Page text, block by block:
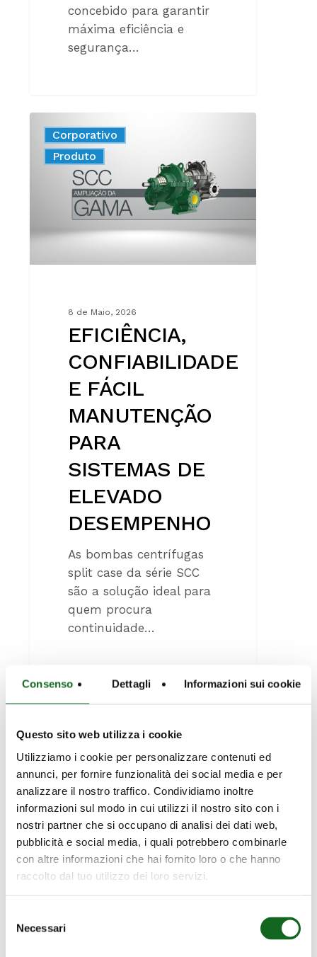
Consenso Dettagli Informazioni sui cookie
Questo sito web utilizza i cookie
Utilizziamo i cookie per personalizzare contenuti ed
annunci, per fornire funzionalità dei social media e per
analizzare il nostro traffico. Condividiamo inoltre
informazioni sul modo in cui utilizzi il nostro sito con i
nostri partner che si occupano di analisi dei dati web,
pubblicità e social media, i quali potrebbero combinarle
con altre informazioni che hai fornito loro o che hanno
raccolto dal tuo utilizzo dei loro servizi.
delNecessari
concebido para garantir
máxima eficiência e
segurança…
CONFIABILIDADE
MANUTENÇÃO
SISTEMAS
ELEVADO
Corporativo
New
Produto
8 de Maio, 2026
EFICIÊNCIA,
CONFIABILIDADE
E FÁCIL
MANUTENÇÃO
PARA
SISTEMAS DE
ELEVADO
DESEMPENHO
As bombas centrífugas
split case da série SCC
são a solução ideal para
quem procura
continuidade…
DESCUBRA
NOVOS
MOTORES
SUBMERSÍVEIS
8”
DA
SÉRIE
MPC:
POTÊNCIA,
FIABILIDADE
New
Produto